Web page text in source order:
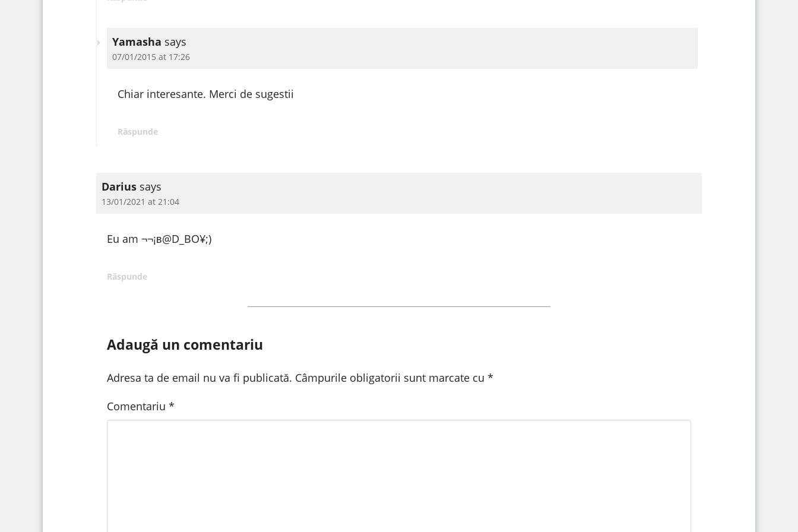
Yamasha says
07/01/2015 at 17:26
Chiar interesante. Merci de sugestii
Răspunde
Darius says
13/01/2021 at 21:04
Eu am ¬¬¡в@D_BO¥;)
Răspunde
Adaugă un comentariu
Adresa ta de email nu va fi publicată. Câmpurile obligatorii sunt marcate cu *
Comentariu *